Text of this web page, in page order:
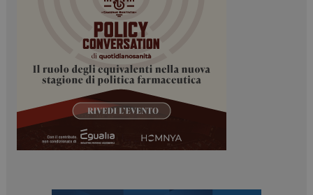
Necessari
I cookie necessari contribuiscono a rendere fruibile il
sito web abilitandone funzionalità di base quali la
navigazione sulle pagine e l'accesso alle aree
protette del sito. Il sito web non è in grado di
funzionare correttamente senza questi cookie.
NOME
FORNITORE / DOMINIO
_ga
Google LLC